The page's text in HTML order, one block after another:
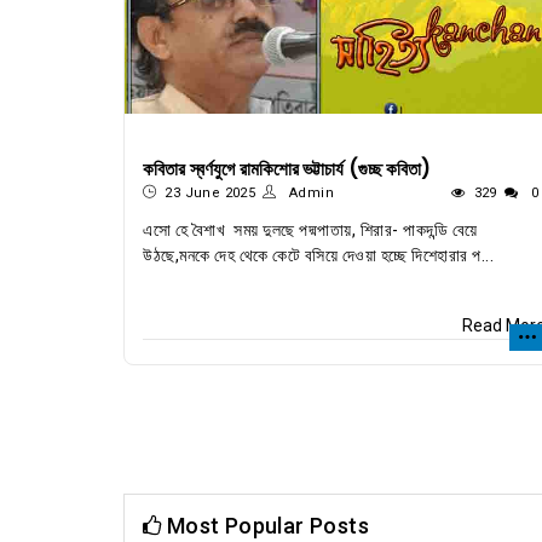
কবিতার স্বর্ণযুগে রামকিশোর ভট্টাচার্য (গুচ্ছ কবিতা)
23 June 2025 Admin 329 0
এসো হে বৈশাখ সময় দুলছে পদ্মপাতায়, শিরার- পাকদন্ডি বেয়ে
উঠছে,মনকে দেহ থেকে কেটে বসিয়ে দেওয়া হচ্ছে দিশেহারার প...
Read
Most Popular Posts